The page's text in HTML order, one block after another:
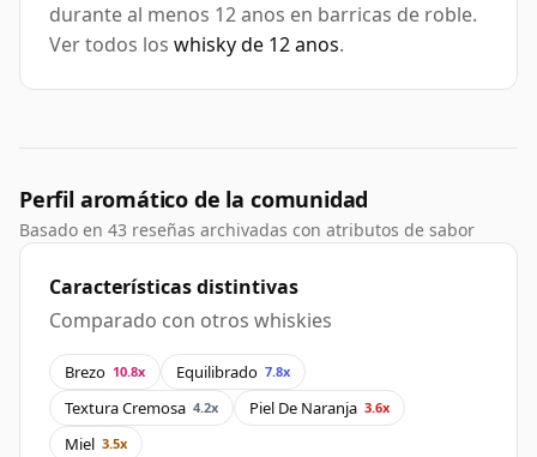
durante al menos 12 anos en barricas de roble.
Ver todos los whisky de 12 anos.
Perfil aromático de la comunidad
Basado en 43 reseñas archivadas con atributos de sabor
Características distintivas
Comparado con otros whiskies
Brezo 10.8x Equilibrado 7.8x
Textura Cremosa 4.2x Piel De Naranja 3.6x
Miel 3.5x